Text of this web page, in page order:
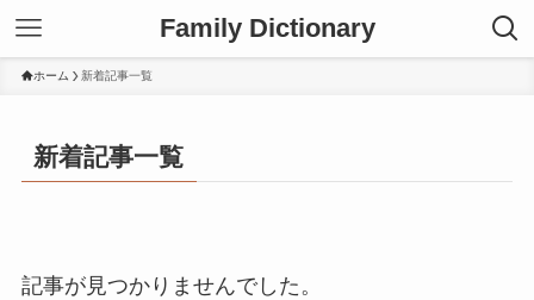
Family Dictionary
ホーム 新着記事一覧
新着記事一覧
記事が見つかりませんでした。